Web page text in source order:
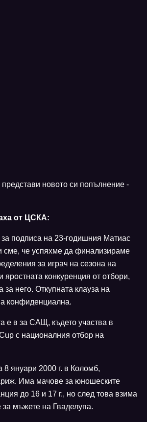
новото си попълнение -
от ЦСКА:
подписа на 23-годишния Матиас
сме, че успяхме да финализираме
за играч на сезона на
яростната конкуренция от отбори,
за него. Откупната клауза на
конфиденциална.
е в за САЩ, където участва в
с националния отбор на
8 януари 2000 г. в Коломб,
Има мачове за юношеските
до 16 и 17 г., но след това взима
мъжете на Гваделупа.